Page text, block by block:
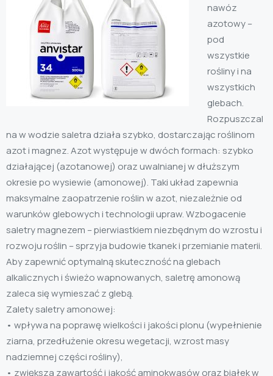
nawóz
azotowy –
pod
wszystkie
rośliny i na
wszystkich
glebach.
Rozpuszczal
na w wodzie saletra działa szybko, dostarczając roślinom
azot i magnez. Azot występuje w dwóch formach: szybko
działającej (azotanowej) oraz uwalnianej w dłuższym
okresie po wysiewie (amonowej). Taki układ zapewnia
maksymalne zaopatrzenie roślin w azot, niezależnie od
warunków glebowych i technologii upraw. Wzbogacenie
saletry magnezem – pierwiastkiem niezbędnym do wzrostu i
rozwoju roślin – sprzyja budowie tkanek i przemianie materii.
Aby zapewnić optymalną skuteczność na glebach
alkalicznych i świeżo wapnowanych, saletrę amonową
zaleca się wymieszać z glebą.
Zalety saletry amonowej:
• wpływa na poprawę wielkości i jakości plonu (wypełnienie
ziarna, przedłużenie okresu wegetacji, wzrost masy
nadziemnej części rośliny),
• zwiększa zawartość i jakość aminokwasów oraz białek w